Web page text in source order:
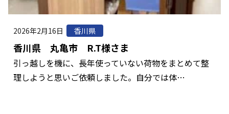
2026年2月16日 香川県
香川県 丸亀市 R.T様さま
引っ越しを機に、長年使っていない荷物をまとめて整
理しようと思いご依頼しました。自分では体…